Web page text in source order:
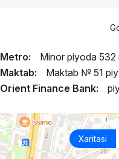
Metro:
Minor piyoda
Maktab:
Maktab № 51
Orient Finance Bank:
Xaritasi